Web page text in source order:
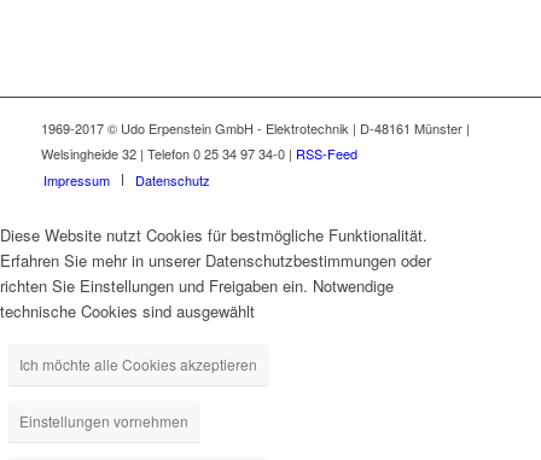
1969-2017 © Udo Erpenstein GmbH - Elektrotechnik | D-48161 Münster |
Welsingheide 32 | Telefon 0 25 34 97 34-0 | RSS-Feed
Impressum
Datenschutz
Diese Website nutzt Cookies für bestmögliche Funktionalität.
Erfahren Sie mehr in unserer Datenschutzbestimmungen oder
richten Sie Einstellungen und Freigaben ein. Notwendige
technische Cookies sind ausgewählt
Ich möchte alle Cookies akzeptieren
Einstellungen vornehmen